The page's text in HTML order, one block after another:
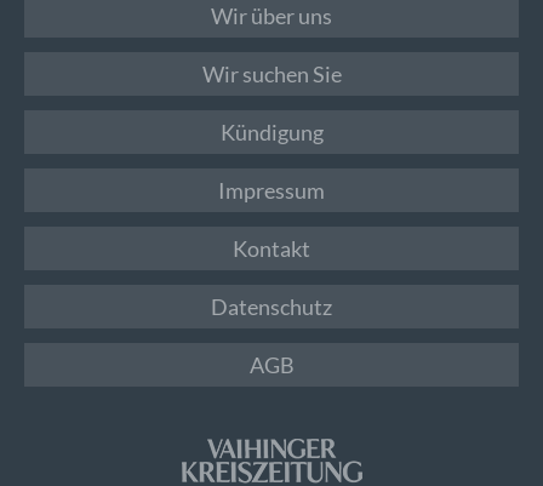
Wir über uns
Wir suchen Sie
Kündigung
Impressum
Kontakt
Datenschutz
AGB